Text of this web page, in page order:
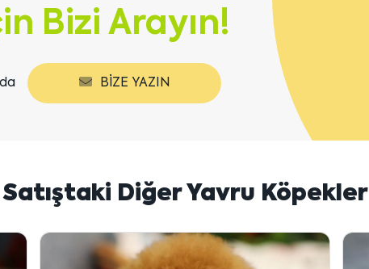
Bizi Arayın!
BIZE YAZIN
Satıştaki Diğer Yavru Köpekler